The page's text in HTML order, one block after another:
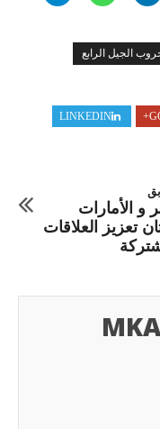
الجيل الرابع
LINKEDIN
الأمارات
تعزيز العلاقات